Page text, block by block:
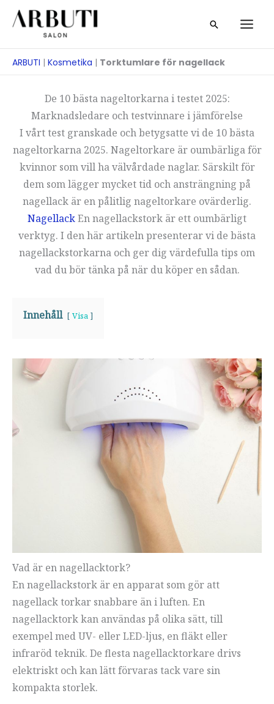
Hoppa
Sök
ARBUTI | Kosmetika | Torktumlare för nagellack
De 10 bästa nageltorkarna i testet 2025:
Marknadsledare och testvinnare i jämförelse
I vårt test granskade och betygsatte vi de 10 bästa
nageltorkarna 2025. Nageltorkare är oumbärliga för
kvinnor som vill ha välvårdade naglar. Särskilt för
dem som lägger mycket tid och ansträngning på
nagellack är en pålitlig nageltorkare ovärderlig.
NagellackEn nagellackstork är ett oumbärligt
verktyg. I den här artikeln presenterar vi de bästa
nagellackstorkarna och ger dig värdefulla tips om
vad du bör tänka på när du köper en sådan.
Innehåll Visa
Vad är en nagellacktork?
En nagellackstork är en apparat som gör att
nagellack torkar snabbare än i luften. En
nagellacktork kan användas på olika sätt, till
exempel med UV- eller LED-ljus, en fläkt eller
infraröd teknik. De flesta nagellacktorkare drivs
elektriskt och kan lätt förvaras tack vare sin
kompakta storlek.